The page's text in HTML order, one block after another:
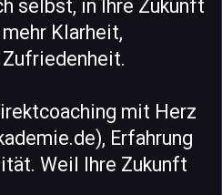
selbst, in Ihre Zukunft
Klarheit,
mit Herz
Erfahrung
Weil Ihre Zukunft